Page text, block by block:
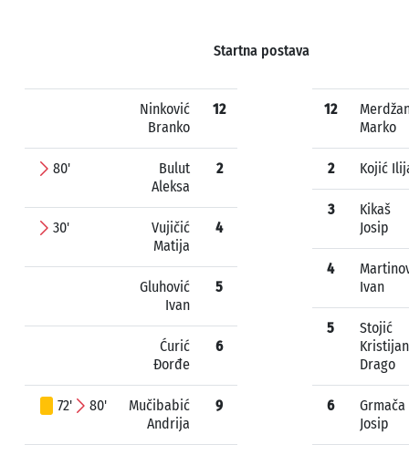
Startna postava
Ninković
Branko
12
80'
Bulut
Aleksa
2
30'
Vujičić
Matija
4
Gluhović
Ivan
5
Ćurić
Đorđe
6
72' 80'
Mučibabić
Andrija
9
12
Marko
2 Kojić
3
Kikaš
Josip
4
Ivan
5
Stojić
Kristijan
Drago
6
Grmača
Josip